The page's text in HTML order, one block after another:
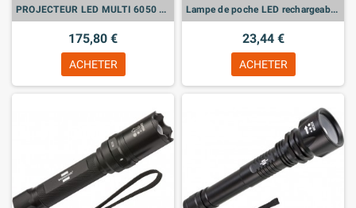
PROJECTEUR LED MULTI 6050 MH 6200LM IP65
175,80 €
ACHETER
Lampe de poche LED rechargeable, avec focus LuxPremium, 350 lumen IP44, autonomie 26h, 4 modes d'éclairage, portée 180m
23,44 €
ACHETER